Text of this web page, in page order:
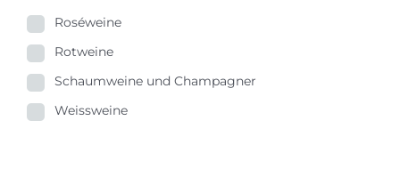
Roséweine
Rotweine
Schaumweine und Champagner
Weissweine